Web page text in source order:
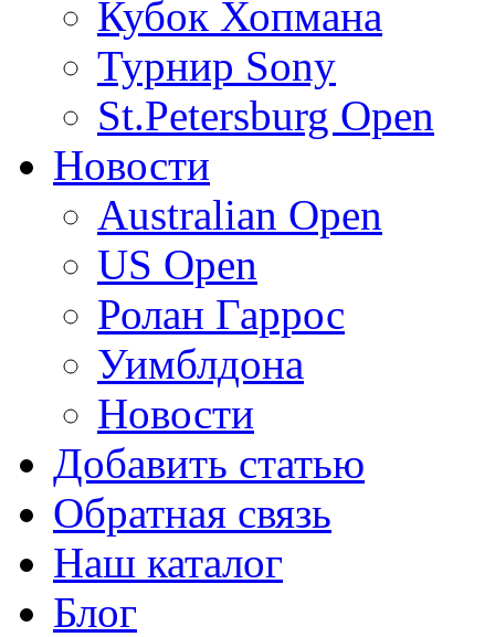
Кубок Хопмана
Турнир Sony
St.Petersburg Open
Новости
Australian Open
US Open
Ролан Гаррос
Уимблдона
Новости
Добавить статью
Обратная связь
Наш каталог
Блог